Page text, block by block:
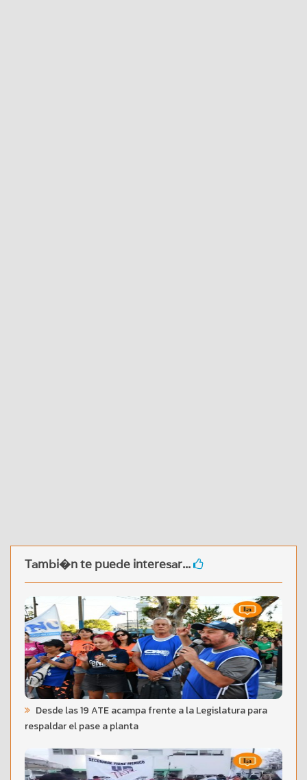
Tambi�n te puede interesar...
Desde las 19 ATE acampa frente a la Legislatura para
respaldar el pase a planta